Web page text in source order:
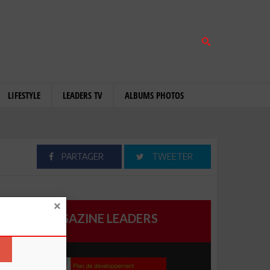
LIFESTYLE LEADERS TV ALBUMS PHOTOS
PARTAGER TWEETER
MAGAZINE LEADERS